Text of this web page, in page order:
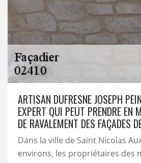
ARTISAN DUFRESNE JOSEPH
EXPERT QUI PEUT PRENDRE EN
DE RAVALEMENT DES FAÇADES
Dans la ville de Saint Nicolas
environs, les propriétaires des